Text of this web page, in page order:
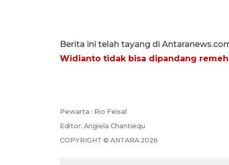
Berita ini telah tayang di
Widianto tidak bisa dipandang remeh
Pewarta : Rio Feisal
Editor: Angiela Chantiequ
COPYRIGHT © ANTARA 2026